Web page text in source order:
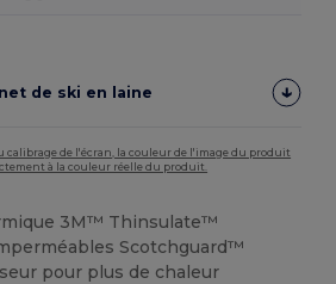
de ski en laine
de l'écran, la couleur de l'image du produit
à la couleur réelle du produit.
3M™ Thinsulate™
Scotchguard™
pour plus de chaleur